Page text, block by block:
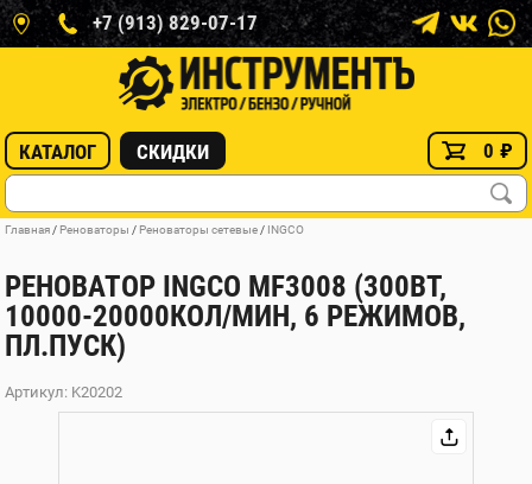
+7 (913) 829-07-17
КАТАЛОГ СКИДКИ 0 ₽
Главная / Реноваторы / Реноваторы сетевые / INGCO
РЕНОВАТОР INGCO MF3008 (300ВТ,
10000-20000КОЛ/МИН, 6 РЕЖИМОВ,
ПЛ.ПУСК)
Артикул: K20202